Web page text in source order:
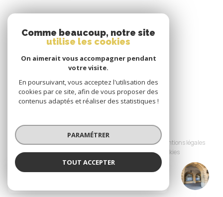
JACQUES LAVEINE IMMOBILIER METZ
ADHÉRENTS
Nous adhérons
Nos honoraires
Nos partenaires
Mentions légales
Admin
Politique RGPD Cookies
Réalisé par :
Comme beaucoup, notre site
utilise les cookies
On aimerait vous accompagner pendant
votre visite.
En poursuivant, vous acceptez l'utilisation des
cookies par ce site, afin de vous proposer des
contenus adaptés et réaliser des statistiques !
PARAMÉTRER
TOUT ACCEPTER